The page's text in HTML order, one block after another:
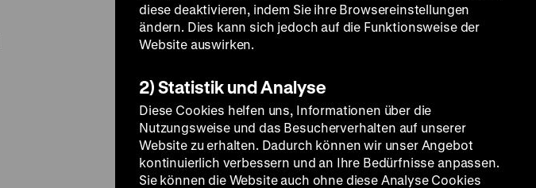
diese deaktivieren, indem Sie ihre Browsereinstellungen
ändern. Dies kann sich jedoch auf die Funktionsweise der
Website auswirken.
2) Statistik und Analyse
Diese Cookies helfen uns, Informationen über die
Nutzungsweise und das Besucherverhalten auf unserer
Website zu erhalten. Dadurch können wir unser Angebot
kontinuierlich verbessern und an Ihre Bedürfnisse anpassen.
Sie können die Website auch ohne diese Analyse Cookies